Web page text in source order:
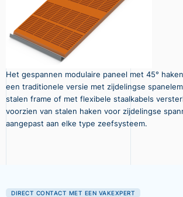
Het gespannen modulaire paneel met 45°
een traditionele versie met zijdelingse
stalen frame of met flexibele staalkabels
voorzien van stalen haken voor zijdelingse
aangepast aan elke type zeefsysteem.
DIRECT CONTACT MET EEN VAKEXPERT